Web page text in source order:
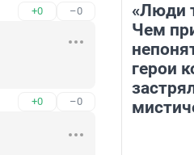
+0 –0
+0 –0
«Люди
Чем
герои